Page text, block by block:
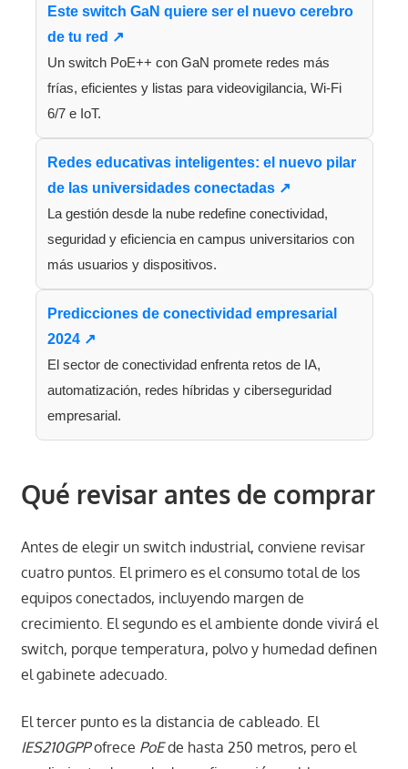
Este switch GaN quiere ser el nuevo cerebro
de tu red ↗
Un switch PoE++ con GaN promete redes más
frías, eficientes y listas para videovigilancia, Wi-Fi
6/7 e IoT.
Redes educativas inteligentes: el nuevo pilar
de las universidades conectadas ↗
La gestión desde la nube redefine conectividad,
seguridad y eficiencia en campus universitarios con
más usuarios y dispositivos.
Predicciones de conectividad empresarial
2024 ↗
El sector de conectividad enfrenta retos de IA,
automatización, redes híbridas y ciberseguridad
empresarial.
Qué revisar antes de comprar
Antes de elegir un switch industrial, conviene revisar
cuatro puntos. El primero es el consumo total de los
equipos conectados, incluyendo margen de
crecimiento. El segundo es el ambiente donde vivirá el
switch, porque temperatura, polvo y humedad definen
el gabinete adecuado.
El tercer punto es la distancia de cableado. El
IES210GPPofrece PoEde hasta 250 metros, pero el